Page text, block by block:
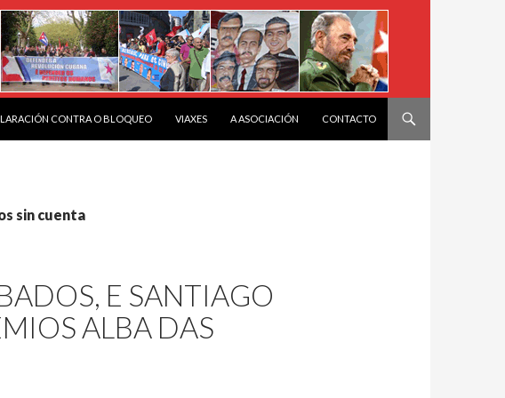
CONTRA O BLOQUEO VIAXES A ASOCIACIÓN CONTACTO
sin cuenta
E SANTIAGO
ALBA DAS